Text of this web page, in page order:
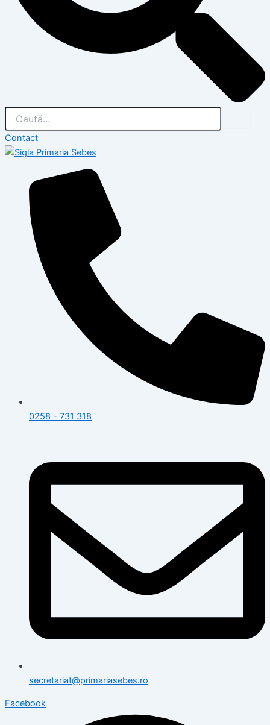
Contact
0258 - 731 318
secretariat@primariasebes.ro
Facebook